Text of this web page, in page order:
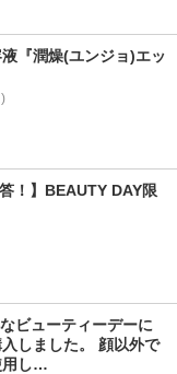
『潤燥(ユンジョ)エッ
！】BEAUTY DAY限
ビューティーデーに
しました。 顔以外で
用し…